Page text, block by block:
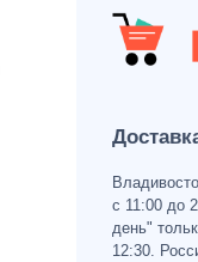
с 11:00 до
день"
12:30.